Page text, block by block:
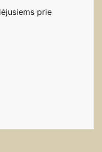
prie